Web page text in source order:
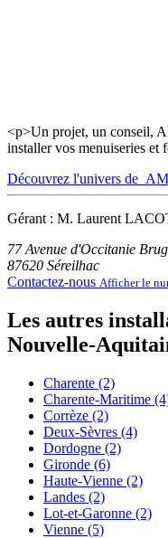
<p>Un projet, un conseil,
installer vos menuiseries et
Découvrez l'univers de
Gérant : M. Laurent
77 Avenue d'Occitanie
87620 Séreilhac
Contactez-nous Afficher le
Les autres
Nouvelle-
Charente (2)
Charente-Maritime
Corrèze (2)
Deux-Sèvres (4)
Dordogne (2)
Gironde (6)
Haute-Vienne (2)
Landes (2)
Lot-et-Garonne (2)
Vienne (5)